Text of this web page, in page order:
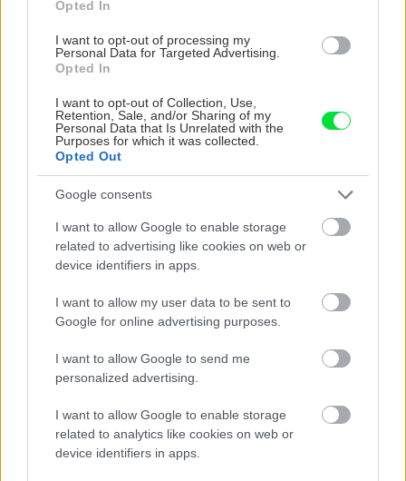
Opted In
I want to opt-out of processing my
Personal Data for Targeted Advertising.
Opted In
I want to opt-out of Collection, Use,
Retention, Sale, and/or Sharing of my
Personal Data that Is Unrelated with the
Purposes for which it was collected.
Opted Out
Google consents
I want to allow Google to enable storage
related to advertising like cookies on web or
device identifiers in apps.
I want to allow my user data to be sent to
Google for online advertising purposes.
I want to allow Google to send me
personalized advertising.
I want to allow Google to enable storage
related to analytics like cookies on web or
device identifiers in apps.
strukovín
Rekonštrukcia interiéru
kúpeľne svojpomocne?
nemajú poriadny koreň?
Pravdepodobne robíte
niektorú z týchto chýb
Miliónová investícia do 45-
ročnej budovy Úradu vlády